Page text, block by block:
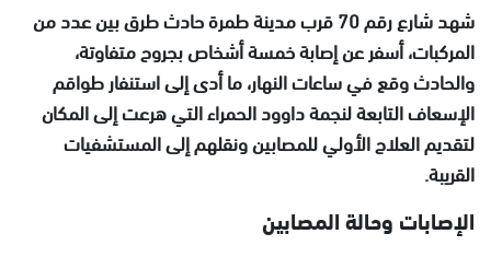
شهد شارع رقم 70 قرب مدينة طمرة حادث طرق بين عدد من
المركبات، أسفر عن إصابة خمسة أشخاص بجروح متفاوتة،
والحادث وقع في ساعات النهار، ما أدى إلى استنفار طواقم
الإسعاف التابعة لنجمة داوود الحمراء التي هرعت إلى المكان
لتقديم العلاج الأولي للمصابين ونقلهم إلى المستشفيات
القريبة.
الإصابات وحالة المصابين